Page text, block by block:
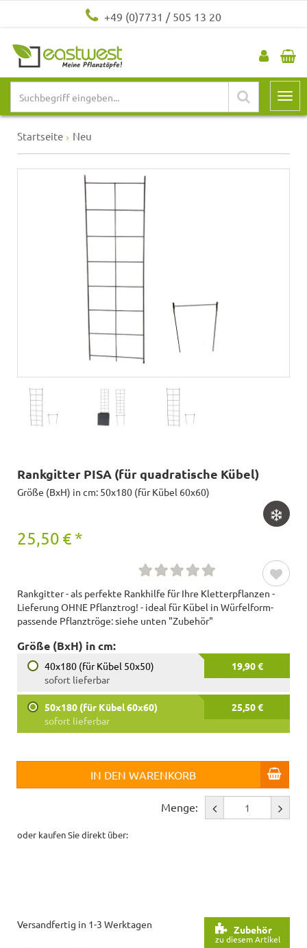
+49 (0)7731 / 505 13 20
Startseite Neu
Rankgitter PISA (für quadratische Kübel)
Größe (BxH) in cm: 50x180 (für Kübel 60x60)
25,50 € *
Rankgitter - als perfekte Rankhilfe für Ihre Kletterpflanzen -
Lieferung OHNE Pflanztrog! - ideal für Kübel in Würfelform-
passende Pflanztröge: siehe unten "Zubehör"
Größe (BxH) in cm:
40x180 (für Kübel 50x50)
19,90 €
sofort lieferbar
50x180 (für Kübel 60x60)
25,50 €
sofort lieferbar
IN DEN WARENKORB
Menge:
oder kaufen Sie direkt über:
Zubehör
zu diesem Artikel
Versandfertig in 1-3 Werktagen